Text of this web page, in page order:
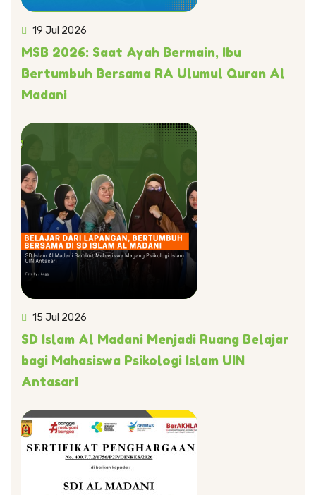
19 Jul 2026
MSB 2026: Saat Ayah Bermain, Ibu
Bertumbuh Bersama RA Ulumul Quran Al
Madani
15 Jul 2026
SD Islam Al Madani Menjadi Ruang Belajar
bagi Mahasiswa Psikologi Islam UIN
Antasari